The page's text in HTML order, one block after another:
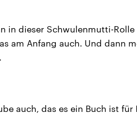
in dieser Schwulenmutti-
am Anfang auch. Und dann
auch, das es ein Buch ist